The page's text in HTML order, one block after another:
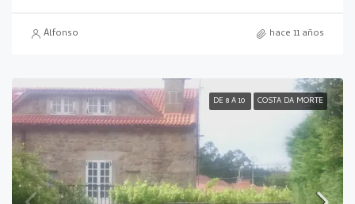
Alfonso hace 11 años
DE 8 A 10 COSTA DA MORTE